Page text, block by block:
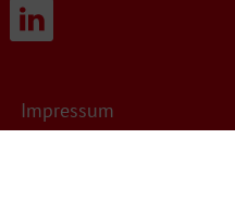
Impressum